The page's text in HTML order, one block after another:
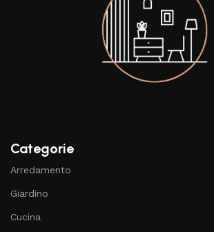
Categorie
Arredamento
Giardino
Cucina